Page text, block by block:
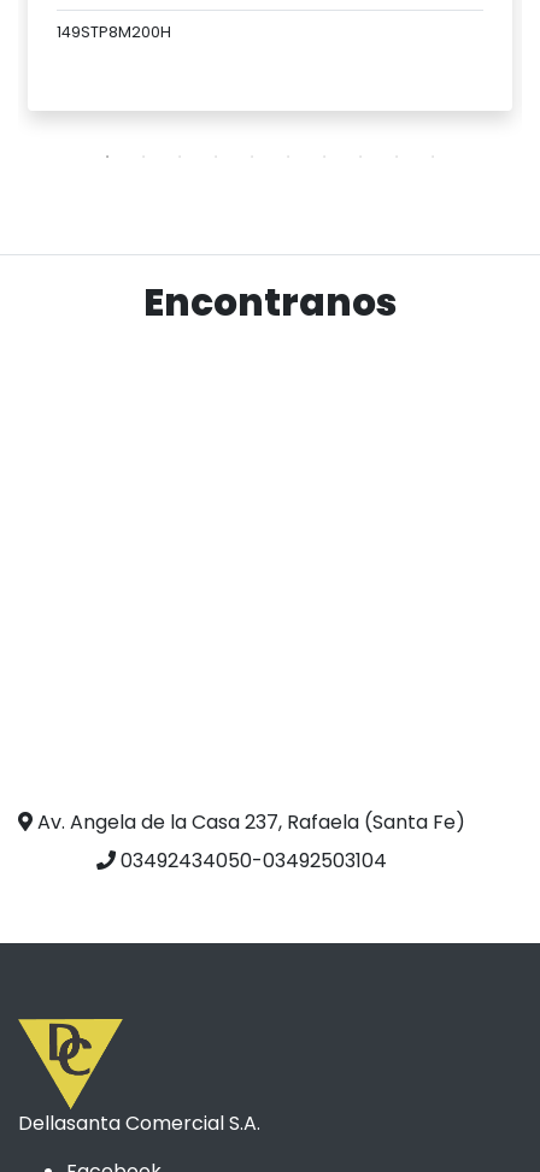
149STP8M200H
Ver producto
Encontranos
Av. Angela de la Casa 237, Rafaela (Santa Fe)
03492434050-03492503104
Dellasanta Comercial S.A.